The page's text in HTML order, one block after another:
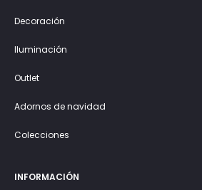
Decoración
Iluminación
Outlet
Adornos de navidad
Colecciones
INFORMACIÓN